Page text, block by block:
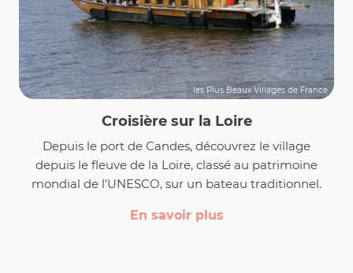
les Plus Beaux Villages de France
Croisière sur la Loire
Depuis le port de Candes, découvrez le village
depuis le fleuve de la Loire, classé au patrimoine
mondial de l'UNESCO, sur un bateau traditionnel.
En savoir plus